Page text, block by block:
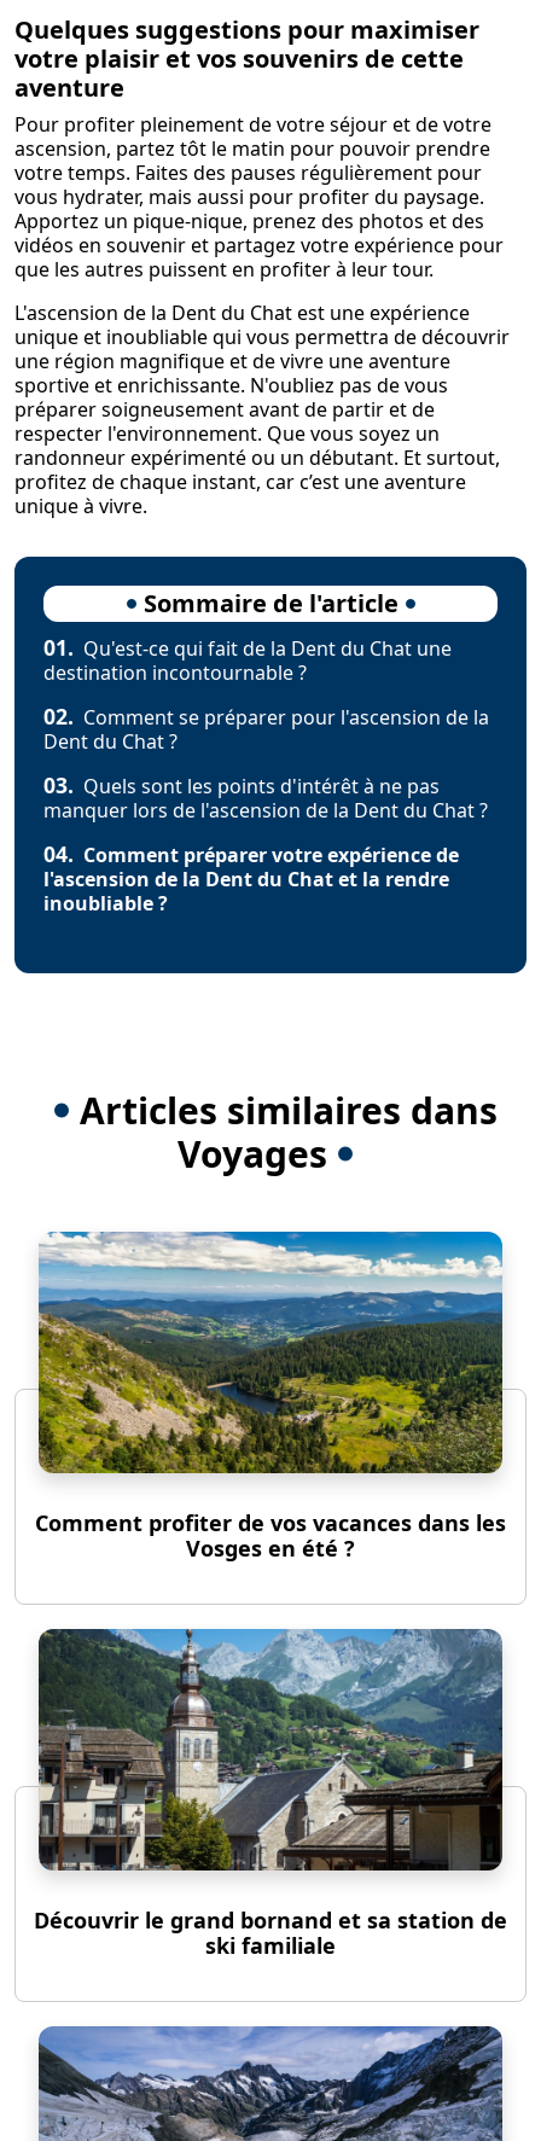
Quelques suggestions pour maximiser
votre plaisir et vos souvenirs de cette
aventure
Pour profiter pleinement de votre séjour et de votre
ascension, partez tôt le matin pour pouvoir prendre
votre temps. Faites des pauses régulièrement pour
vous hydrater, mais aussi pour profiter du paysage.
Apportez un pique-nique, prenez des photos et des
vidéos en souvenir et partagez votre expérience pour
que les autres puissent en profiter à leur tour.
L'ascension de la Dent du Chat est une expérience
unique et inoubliable qui vous permettra de découvrir
une région magnifique et de vivre une aventure
sportive et enrichissante. N'oubliez pas de vous
préparer soigneusement avant de partir et de
respecter l'environnement. Que vous soyez un
randonneur expérimenté ou un débutant. Et surtout,
profitez de chaque instant, car c’est une aventure
unique à vivre.
Sommaire de l'article
01. Qu'est-ce qui fait de la Dent du Chat une
destination incontournable ?
02. Comment se préparer pour l'ascension de la
Dent du Chat ?
03. Quels sont les points d'intérêt à ne pas
manquer lors de l'ascension de la Dent du Chat ?
04. Comment préparer votre expérience de
l'ascension de la Dent du Chat et la rendre
inoubliable ?
Articles similaires dans
Voyages
Comment profiter de vos vacances dans les
Vosges en été ?
Découvrir le grand bornand et sa station de
ski familiale